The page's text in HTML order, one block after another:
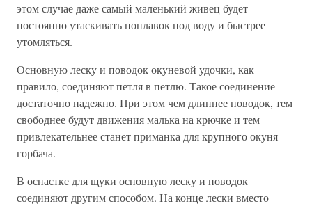
этом случае даже самый маленький живец будет
постоянно утаскивать поплавок под воду и быстрее
утомляться.
Основную леску и поводок окуневой удочки, как
правило, соединяют петля в петлю. Такое соединение
достаточно надежно. При этом чем длиннее поводок, тем
свободнее будут движения малька на крючке и тем
привлекательнее станет приманка для крупного окуня-
горбача.
В оснастке для щуки основную леску и поводок
соединяют другим способом. На конце лески вместо